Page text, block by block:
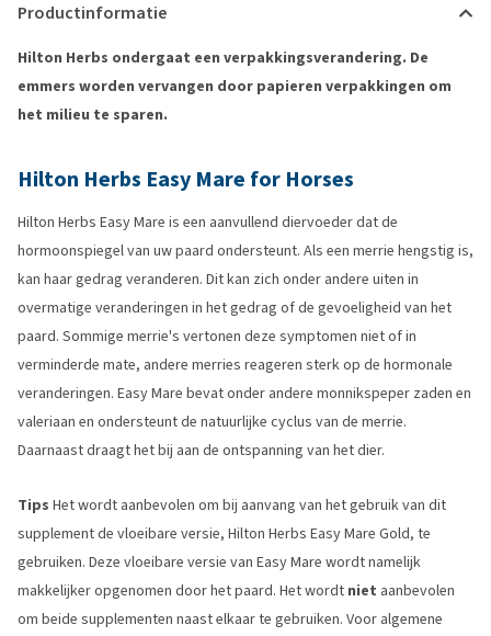
Productinformatie
Hilton Herbs ondergaat een verpakkingsverandering. De
emmers worden vervangen door papieren verpakkingen om
het milieu te sparen.
Hilton Herbs Easy Mare for Horses
Hilton Herbs Easy Mare is een aanvullend diervoeder dat de
hormoonspiegel van uw paard ondersteunt. Als een merrie hengstig is,
kan haar gedrag veranderen. Dit kan zich onder andere uiten in
overmatige veranderingen in het gedrag of de gevoeligheid van het
paard. Sommige merrie's vertonen deze symptomen niet of in
verminderde mate, andere merries reageren sterk op de hormonale
veranderingen. Easy Mare bevat onder andere monnikspeper zaden en
valeriaan en ondersteunt de natuurlijke cyclus van de merrie.
Daarnaast draagt het bij aan de ontspanning van het dier.
Tips Het wordt aanbevolen om bij aanvang van het gebruik van dit
supplement de vloeibare versie, Hilton Herbs Easy Mare Gold, te
gebruiken. Deze vloeibare versie van Easy Mare wordt namelijk
makkelijker opgenomen door het paard. Het wordt niet aanbevolen
om beide supplementen naast elkaar te gebruiken. Voor algemene